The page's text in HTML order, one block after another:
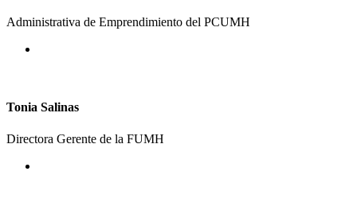
Administrativa de Emprendimiento del PCUMH
Tonia Salinas
Directora Gerente de la FUMH